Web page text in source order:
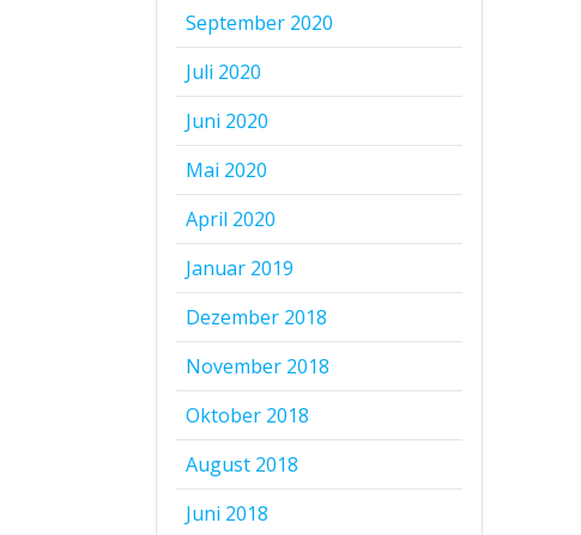
September 2020
Juli 2020
Juni 2020
Mai 2020
April 2020
Januar 2019
Dezember 2018
November 2018
Oktober 2018
August 2018
Juni 2018